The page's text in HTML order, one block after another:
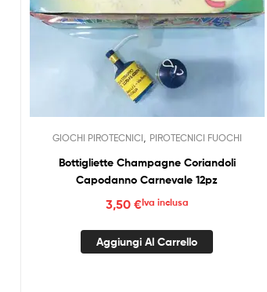
GIOCHI PIROTECNICI PIROTECNICI FUOCHI
Bottigliette Champagne Coriandoli
Capodanno Carnevale 12pz
3,50 €Iva inclusa
Aggiungi Al Carrello